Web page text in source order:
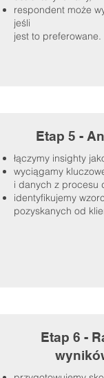
respondent może
jeśli
jest to preferowane.
Etap 5 -
łączymy insighty
wyciągamy
i danych z procesu
identyfikujemy
pozyskanych od
Etap 6 -